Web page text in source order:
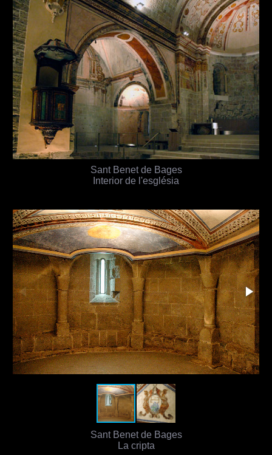
Sant Benet de Bages
Interior de l'església
Sant Benet de Bages
La cripta